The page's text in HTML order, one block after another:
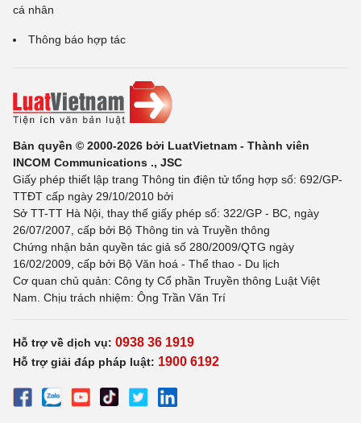
cá nhân
Thông báo hợp tác
Bản quyền © 2000-2026 bởi LuatVietnam - Thành viên
INCOM Communications ., JSC
Giấy phép thiết lập trang Thông tin điện tử tổng hợp số: 692/GP-
TTĐT cấp ngày 29/10/2010 bởi
Sở TT-TT Hà Nội, thay thế giấy phép số: 322/GP - BC, ngày
26/07/2007, cấp bởi Bộ Thông tin và Truyền thông
Chứng nhận bản quyền tác giả số 280/2009/QTG ngày
16/02/2009, cấp bởi Bộ Văn hoá - Thể thao - Du lịch
Cơ quan chủ quản: Công ty Cổ phần Truyền thông Luật Việt
Nam. Chịu trách nhiệm: Ông Trần Văn Trí
Hỗ trợ về dịch vụ: 0938 36 1919
Hỗ trợ giải đáp pháp luật: 1900 6192